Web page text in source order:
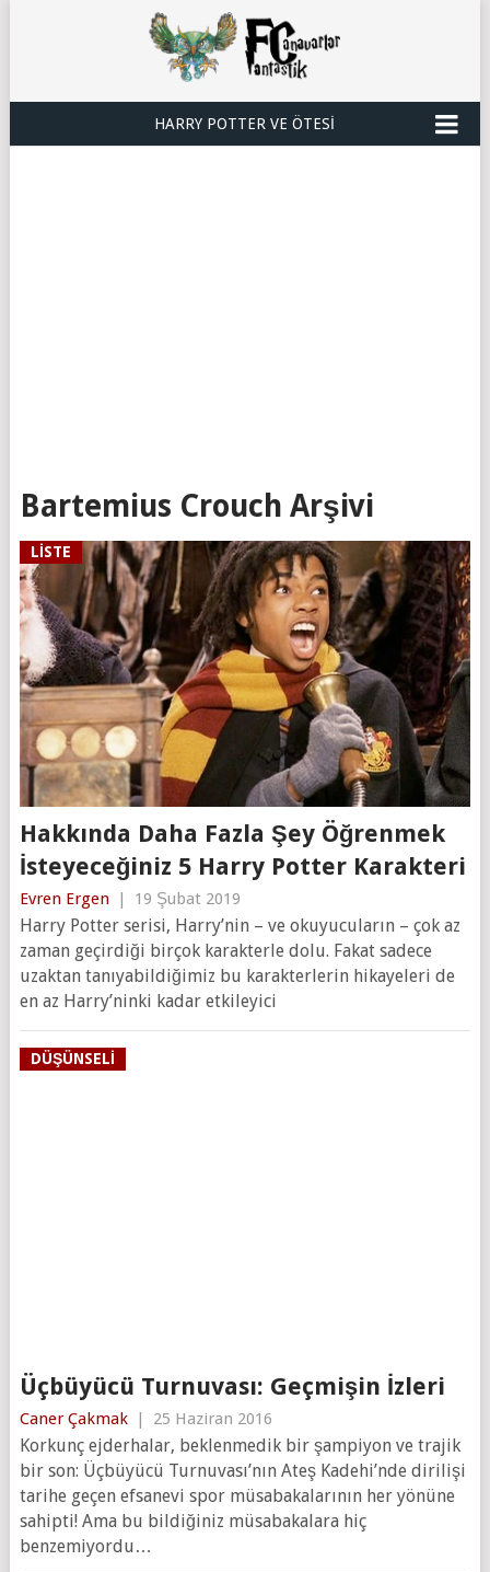
HARRY POTTER VE ÖTESI
Bartemius Crouch Arşivi
LISTE
Hakkında Daha Fazla Şey Öğrenmek
İsteyeceğiniz 5 Harry Potter Karakteri
Evren Ergen | 19 Şubat 2019
Harry Potter serisi, Harry’nin – ve okuyucuların – çok az
zaman geçirdiği birçok karakterle dolu. Fakat sadece
uzaktan tanıyabildiğimiz bu karakterlerin hikayeleri de
en az Harry’ninki kadar etkileyici
DÜŞÜNSELI
Üçbüyücü Turnuvası: Geçmişin İzleri
Caner Çakmak | 25 Haziran 2016
Korkunç ejderhalar, beklenmedik bir şampiyon ve trajik
bir son: Üçbüyücü Turnuvası’nın Ateş Kadehi’nde dirilişi
tarihe geçen efsanevi spor müsabakalarının her yönüne
sahipti! Ama bu bildiğiniz müsabakalara hiç
benzemiyordu…